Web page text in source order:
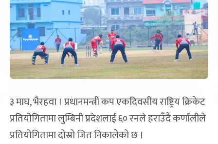
३ माघ, भैरहवा । प्रधानमन्त्री कप एकदिवसीय राष्ट्रिय क्रिकेट
प्रतियोगितामा लुम्बिनी प्रदेशलाई ६० रनले हराउँदै कर्णालीले
प्रतियोगितामा दोस्रो जित निकालेको छ ।